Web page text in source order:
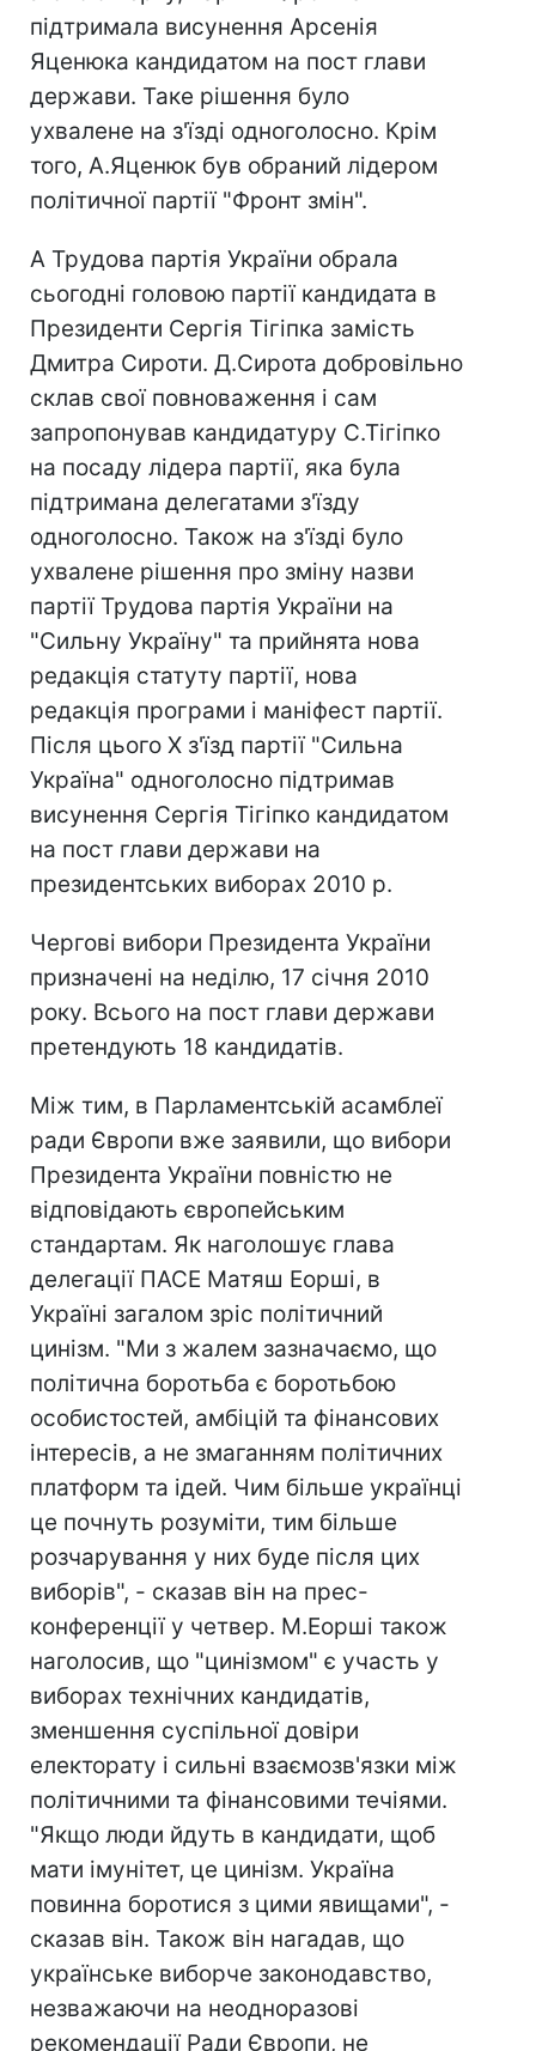
підтримала висунення Арсенія
Яценюка кандидатом на пост глави
держави. Таке рішення було
ухвалене на з'їзді одноголосно. Крім
того, А.Яценюк був обраний лідером
політичної партії "Фронт змін".
А Трудова партія України обрала
сьогодні головою партії кандидата в
Президенти Сергія Тігіпка замість
Дмитра Сироти. Д.Сирота добровільно
склав свої повноваження і сам
запропонував кандидатуру С.Тігіпко
на посаду лідера партії, яка була
підтримана делегатами з'їзду
одноголосно. Також на з'їзді було
ухвалене рішення про зміну назви
партії Трудова партія України на
"Сильну Україну" та прийнята нова
редакція статуту партії, нова
редакція програми і маніфест партії.
Після цього X з'їзд партії "Сильна
Україна" одноголосно підтримав
висунення Сергія Тігіпко кандидатом
на пост глави держави на
президентських виборах 2010 р.
Чергові вибори Президента України
призначені на неділю, 17 січня 2010
року. Всього на пост глави держави
претендують 18 кандидатів.
Між тим, в Парламентській асамблеї
ради Європи вже заявили, що вибори
Президента України повністю не
відповідають європейським
стандартам. Як наголошує глава
делегації ПАСЕ Матяш Еорші, в
Україні загалом зріс політичний
цинізм. "Ми з жалем зазначаємо, що
політична боротьба є боротьбою
особистостей, амбіцій та фінансових
інтересів, а не змаганням політичних
платформ та ідей. Чим більше українці
це почнуть розуміти, тим більше
розчарування у них буде після цих
виборів", - сказав він на прес-
конференції у четвер. М.Еорші також
наголосив, що "цинізмом" є участь у
виборах технічних кандидатів,
зменшення суспільної довіри
електорату і сильні взаємозв'язки між
політичними та фінансовими течіями.
"Якщо люди йдуть в кандидати, щоб
мати імунітет, це цинізм. Україна
повинна боротися з цими явищами", -
сказав він. Також він нагадав, що
українське виборче законодавство,
незважаючи на неодноразові
рекомендації Ради Європи, не